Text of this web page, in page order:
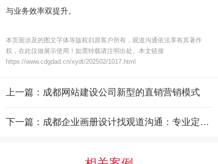
与业务效率双提升。
本页面涉及的图文字体等版权归原客户所有，观道沟通依法享有其著作
权，在此仅做展示使用！如需转载请注明出处。本文链接
https://www.cdgdad.cn/xydt/202502/1017.html
上一篇：成都网站建设公司新型的直销营销模式
下一篇：成都企业画册设计找观道沟通：专业定制，讲好您的品牌故事